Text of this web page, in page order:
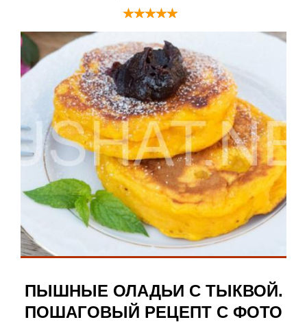
ПЫШНЫЕ ОЛАДЬИ С ТЫКВОЙ.
ПОШАГОВЫЙ РЕЦЕПТ С ФОТО